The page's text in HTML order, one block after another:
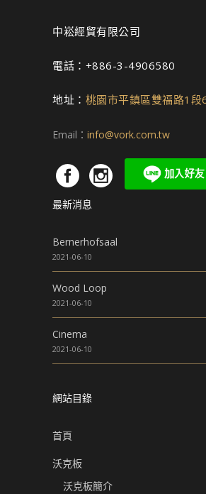
中崧經貿有限公司
電話：+886-3-4906580
地址： 桃園市平鎮區雙福路1
Email： info@vork.com.tw
最新消息
Bernerhofsaal
2021-06-10
Wood Loop
2021-06-10
Cinema
2021-06-10
網站目錄
首頁
沃克板
沃克板簡介